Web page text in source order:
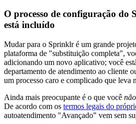
O processo de configuração do
está incluído
Mudar para o Sprinklr é um grande
plataforma de "substituição completa",
adicionando um novo aplicativo; você
departamento de atendimento ao cliente
um processo caro e complicado que leva
Ainda mais preocupante é o que você não
De acordo com os termos legais do
autoatendimento "Avançado" vem sem